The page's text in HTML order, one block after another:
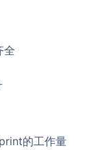
全
的工作量